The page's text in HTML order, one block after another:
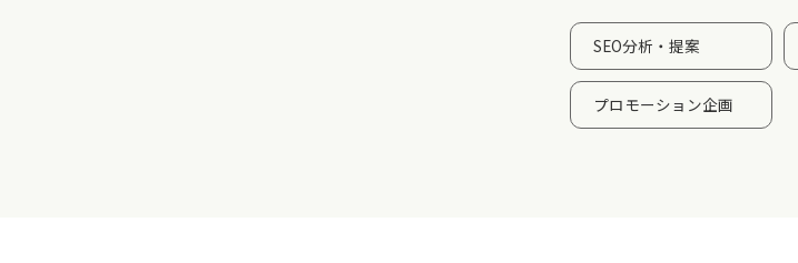
SEO分析・提案
プロモーション企画